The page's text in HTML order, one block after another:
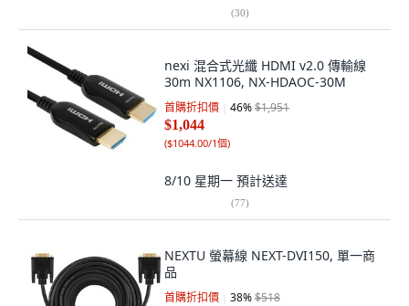
(30)
nexi 混合式光纖 HDMI v2.0 傳輸線
30m NX1106, NX-HDAOC-30M
首購折扣價 46%$1,951
$1,044
($1044.00/1個)
8/10 星期一 預計送達
(77)
NEXTU 螢幕線 NEXT-DVI150, 單一商
品
首購折扣價 38%$518